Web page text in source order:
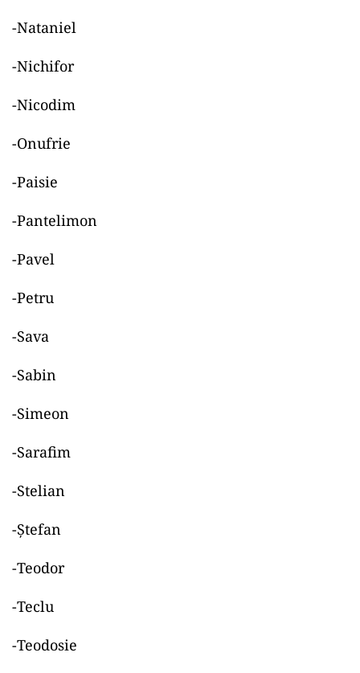
-Nataniel
-Nichifor
-Nicodim
-Onufrie
-Paisie
-Pantelimon
-Pavel
-Petru
-Sava
-Sabin
-Simeon
-Sarafim
-Stelian
-Ștefan
-Teodor
-Teclu
-Teodosie